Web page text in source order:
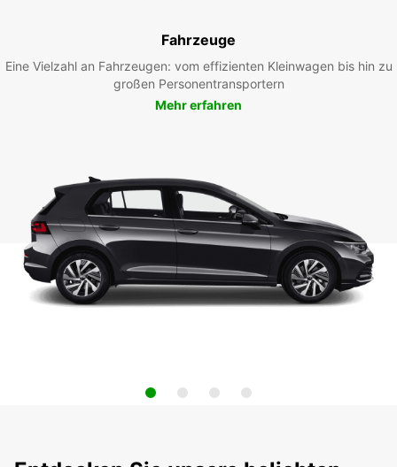
Fahrzeuge
Eine Vielzahl an Fahrzeugen: vom effizienten Kleinwagen bis hin zu
großen Personentransportern
Mehr erfahren